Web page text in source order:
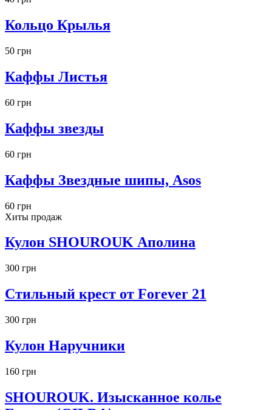
Кольцо Крылья
50 грн
Каффы Листья
60 грн
Каффы звезды
60 грн
Каффы Звездные шипы, Asos
60 грн
Хиты продаж
Кулон SHOUROUK Аполина
300 грн
Стильный крест от Forever 21
300 грн
Кулон Наручники
160 грн
SHOUROUK. Изысканное колье